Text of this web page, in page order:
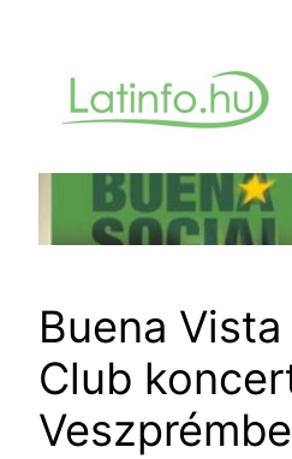
tartalomhoz
Buena
Club